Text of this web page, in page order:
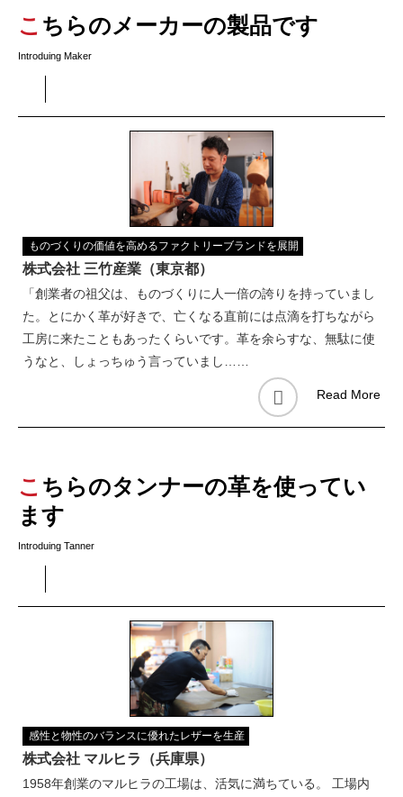
こちらのメーカーの製品です
Introduing Maker
ものづくりの価値を高めるファクトリーブランドを展開
株式会社 三竹産業（東京都）
「創業者の祖父は、ものづくりに人一倍の誇りを持っていまし
た。とにかく革が好きで、亡くなる直前には点滴を打ちながら
工房に来たこともあったくらいです。革を余らすな、無駄に使
うなと、しょっちゅう言っていまし……
Read More
こちらのタンナーの革を使ってい
ます
Introduing Tanner
感性と物性のバランスに優れたレザーを生産
株式会社 マルヒラ（兵庫県）
1958年創業のマルヒラの工場は、活気に満ちている。 工場内